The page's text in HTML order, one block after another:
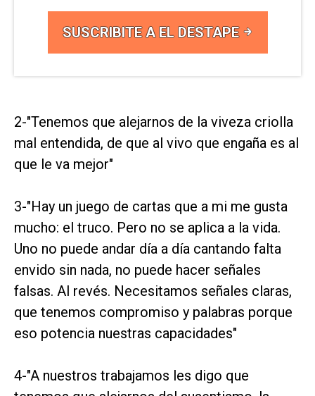
SUSCRIBITE A EL DESTAPE
2-"Tenemos que alejarnos de la viveza criolla
mal entendida, de que al vivo que engaña es al
que le va mejor"
3-"Hay un juego de cartas que a mi me gusta
mucho: el truco. Pero no se aplica a la vida.
Uno no puede andar día a día cantando falta
envido sin nada, no puede hacer señales
falsas. Al revés. Necesitamos señales claras,
que tenemos compromiso y palabras porque
eso potencia nuestras capacidades"
4-"A nuestros trabajamos les digo que